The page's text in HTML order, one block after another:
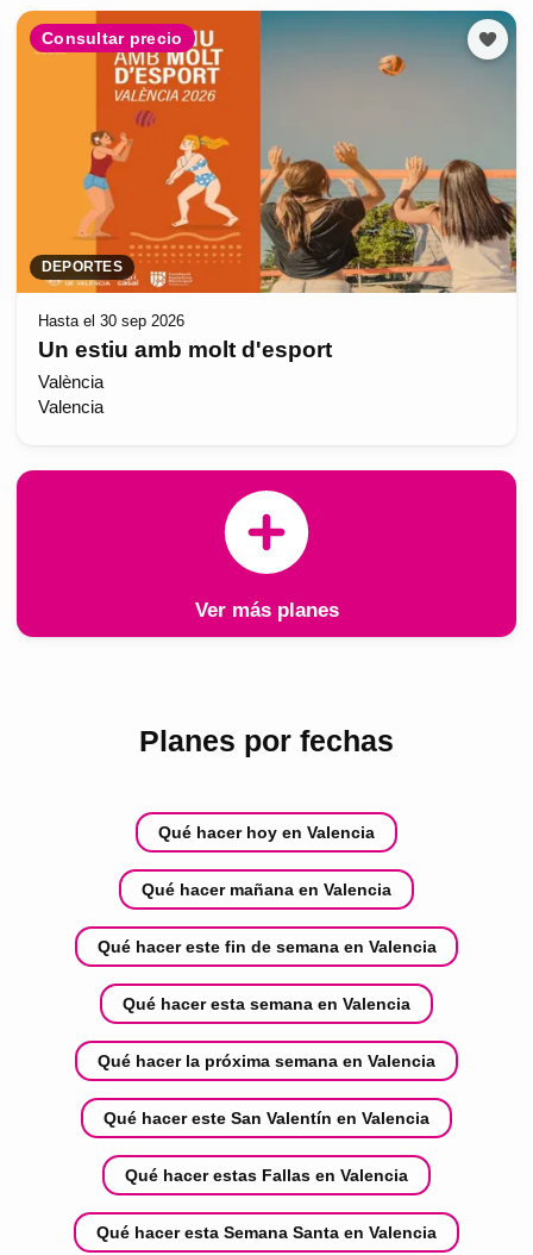
Consultar precio
DEPORTES
Hasta el 30 sep 2026
Un estiu amb molt d'esport
València
Valencia
Ver más planes
Planes por fechas
Qué hacer hoy en Valencia
Qué hacer mañana en Valencia
Qué hacer este fin de semana en Valencia
Qué hacer esta semana en Valencia
Qué hacer la próxima semana en Valencia
Qué hacer este San Valentín en Valencia
Qué hacer estas Fallas en Valencia
Qué hacer esta Semana Santa en Valencia